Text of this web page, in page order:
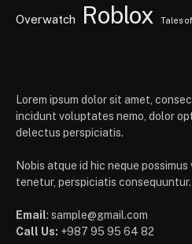
Overwatch Roblox Tales
Lorem ipsum dolor sit amet,
incidunt voluptates nemo, dolor
delectus perspiciatis.
Nobis atque id hic neque
tenetur, perspiciatis consequuntur.
Email: sample@gmail.com
Call Us: +987 95 95 64 82